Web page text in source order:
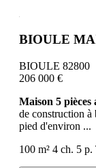
BIOULE
BIOULE 82800
206 000 €
Maison 5
de construction
pied d'environ ...
100 m² 4 ch. 5 p.